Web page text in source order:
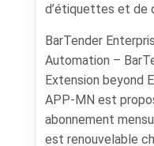
d’étiquettes et de
BarTender
Automation –
Extension beyond
APP-MN est
abonnement
est renouvelable